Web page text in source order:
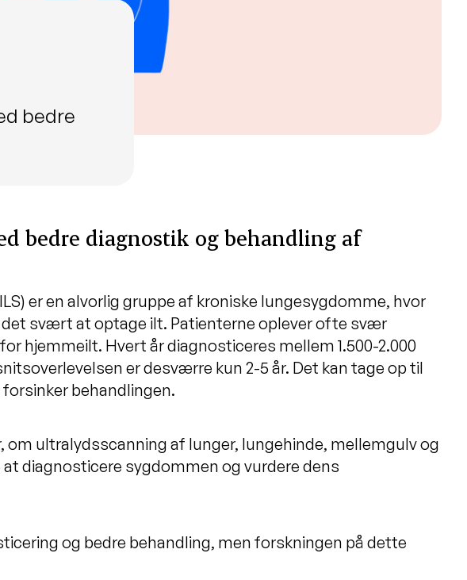
bedre
bedre diagnostik og behandling af
er en alvorlig gruppe af kroniske lungesygdomme, hvor
svært at optage ilt. Patienterne oplever ofte svær
hjemmeilt. Hvert år diagnosticeres mellem 1.500-2.000
er desværre kun 2-5 år. Det kan tage op til
behandlingen.
om ultralydsscanning af lunger, lungehinde, mellemgulv og
diagnosticere sygdommen og vurdere dens
og bedre behandling, men forskningen på dette